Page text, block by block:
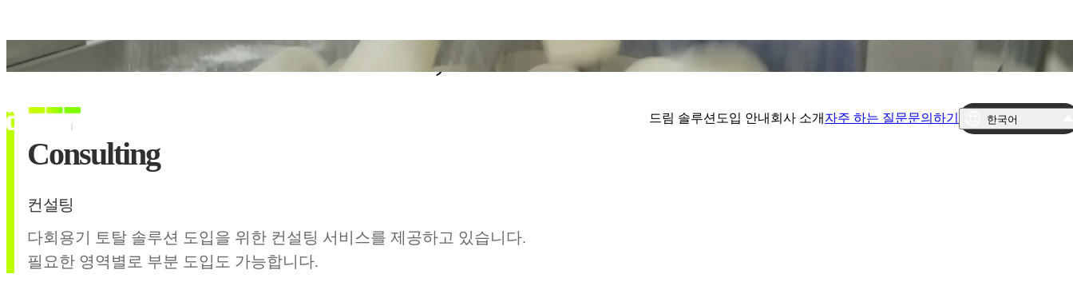
드림 솔루션 도입 안내 회사 소개 자주 하는 질문문의하기 한국어
DRIMM; CONSULTING
Consulting
컨설팅
다회용기 토탈 솔루션 도입을 위한 컨설팅 서비스를 제공하고 있습니다.
필요한 영역별로 부분 도입도 가능합니다.